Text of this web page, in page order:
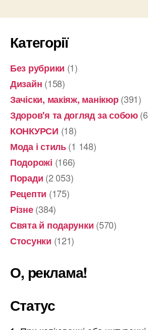
Категорії
Без рубрики (1)
Дизайн (158)
Зачіски, макіяж, манікюр(391)
Здоров'я та догляд за собою
КОНКУРСИ (18)
Мода і стиль(1 148)
Подорожі (166)
Поради (2 053)
Рецепти (175)
Різне(384)
Свята й подарунки (570)
Стосунки (121)
О, реклама!
Статус